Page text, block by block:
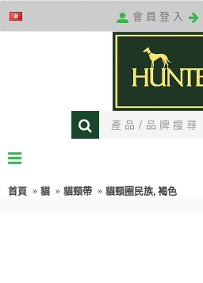
會 員 登 入
首頁 貓 貓頸帶 貓頸圈民族, 褐色